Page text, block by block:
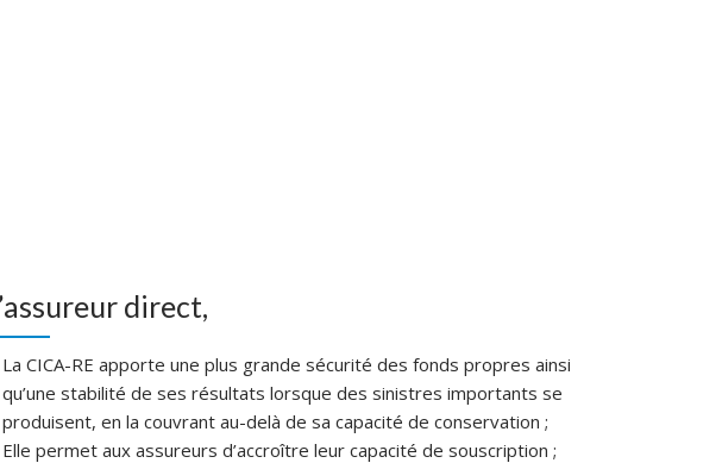
direct,
La CICA-RE apporte une plus grande sécurité des fonds propres ainsi
qu’une stabilité de ses résultats lorsque des sinistres importants se
produisent, en la couvrant au-delà de sa capacité de conservation ;
Elle permet aux assureurs d’accroître leur capacité de souscription ;